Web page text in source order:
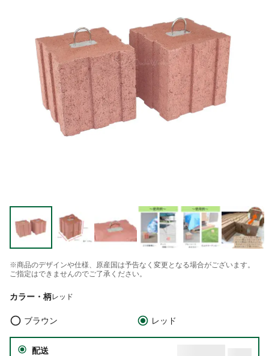
※商品のデザインや仕様、原産国は予告なく変更となる場合がございます。
ご指定はできませんのでご了承ください。
カラー・柄レッド
ブラウン レッド
配送